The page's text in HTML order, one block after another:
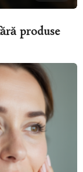
produse